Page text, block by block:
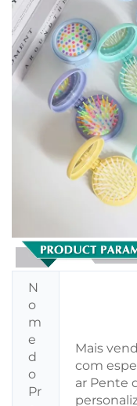
N
o
m
e
d
o
Pr
Mais
com
ar Pente